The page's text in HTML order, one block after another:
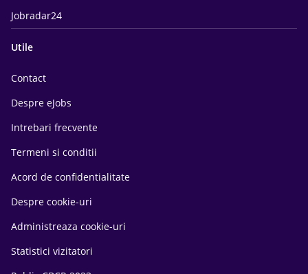
Jobradar24
Utile
Contact
Despre eJobs
Intrebari frecvente
Termeni si conditii
Acord de confidentialitate
Despre cookie-uri
Administreaza cookie-uri
Statistici vizitatori